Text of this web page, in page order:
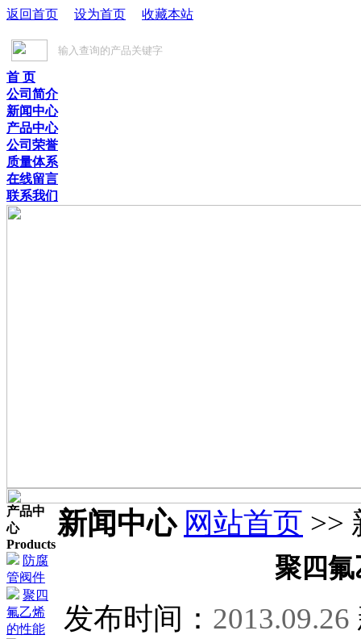
返回首页 设为首页 收藏本站
首 页
公司简介
新闻中心
产品中心
公司荣誉
质量体系
在线留言
联系我们
产品中
心
Products
防腐
管阀件
聚四
氟乙烯
的性能
新闻中心 网站首页 >>
聚四
发布时间： 2013.09.26